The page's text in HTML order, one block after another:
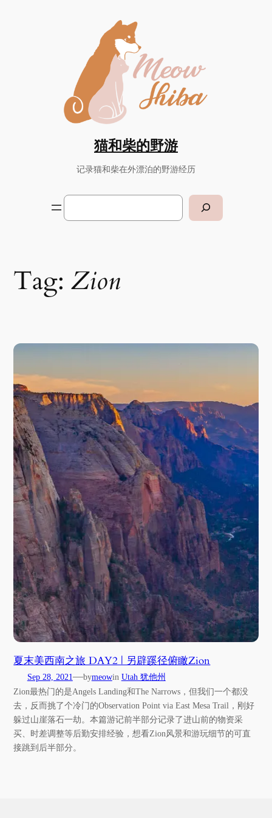
猫和柴的野游
记录猫和柴在外漂泊的野游经历
Search
Tag:Zion
夏末美西南之旅 DAY2 | 另辟蹊径俯瞰Zion
Sep 28, 2021—bymeowin Utah 犹他州
Zion最热门的是Angels Landing和The Narrows，但我们一个都没
去，反而挑了个冷门的Observation Point via East Mesa Trail，刚好
躲过山崖落石一劫。本篇游记前半部分记录了进山前的物资采
买、时差调整等后勤安排经验，想看Zion风景和游玩细节的可直
接跳到后半部分。